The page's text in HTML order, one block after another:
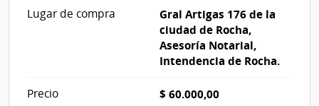
Lugar de compra
Gral Artigas 176 de la
ciudad de Rocha,
Asesoría Notarial,
Intendencia de Rocha.
Precio $ 60.000,00